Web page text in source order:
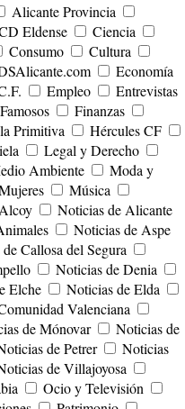
Alicante Provincia
Eldense
Ciencia
Consumo
Cultura
Economía
Empleo
Entrevistas
Famosos
Finanzas
Primitiva
Hércules CF
Legal y Derecho
Ambiente
Moda y
Música
Noticias de Alicante
Noticias de Aspe
Callosa del Segura
Noticias de Denia
Elche
Noticias de Elda
Valenciana
de Mónovar
Noticias de
de Petrer
Noticias
de Villajoyosa
Ocio y Televisión